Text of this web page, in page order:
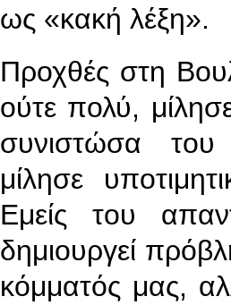
ως «κακή λέξη».
Προχθές στη
ούτε πολύ,
συνιστώσα
μίλησε
Εμείς του
δημιουργεί
κόμματός μας,